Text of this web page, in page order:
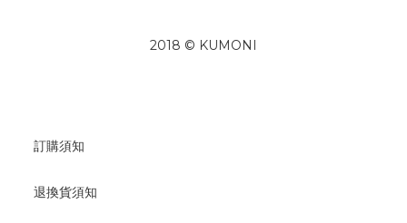
2018 © KUMONI
訂購須知
退換貨須知